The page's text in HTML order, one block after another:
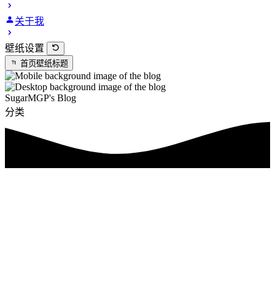
关于我
壁纸设置
首页壁纸标题
SugarMGP's Blog
分类